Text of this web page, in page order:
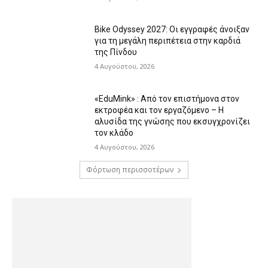
Bike Odyssey 2027: Οι εγγραφές άνοιξαν
για τη μεγάλη περιπέτεια στην καρδιά
της Πίνδου
4 Αυγούστου, 2026
«EduMink» : Από τον επιστήμονα στον
εκτροφέα και τον εργαζόμενο – Η
αλυσίδα της γνώσης που εκσυγχρονίζει
τον κλάδο
4 Αυγούστου, 2026
Φόρτωση περισσοτέρων